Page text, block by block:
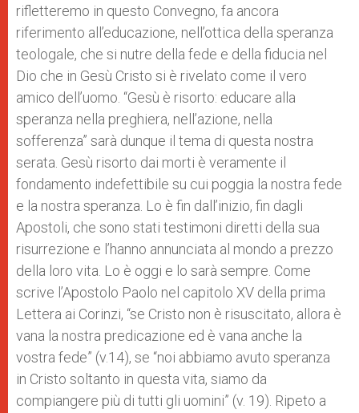
rifletteremo in questo Convegno, fa ancora
riferimento all’educazione, nell’ottica della speranza
teologale, che si nutre della fede e della fiducia nel
Dio che in Gesù Cristo si è rivelato come il vero
amico dell’uomo. “Gesù è risorto: educare alla
speranza nella preghiera, nell’azione, nella
sofferenza” sarà dunque il tema di questa nostra
serata. Gesù risorto dai morti è veramente il
fondamento indefettibile su cui poggia la nostra fede
e la nostra speranza. Lo è fin dall’inizio, fin dagli
Apostoli, che sono stati testimoni diretti della sua
risurrezione e l’hanno annunciata al mondo a prezzo
della loro vita. Lo è oggi e lo sarà sempre. Come
scrive l’Apostolo Paolo nel capitolo XV della prima
Lettera ai Corinzi, “se Cristo non è risuscitato, allora è
vana la nostra predicazione ed è vana anche la
vostra fede” (v.14), se “noi abbiamo avuto speranza
in Cristo soltanto in questa vita, siamo da
compiangere più di tutti gli uomini” (v. 19). Ripeto a